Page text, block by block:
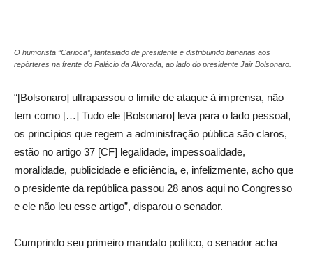
O humorista “Carioca”, fantasiado de presidente e distribuindo bananas aos
repórteres na frente do Palácio da Alvorada, ao lado do presidente Jair Bolsonaro.
“[Bolsonaro] ultrapassou o limite de ataque à imprensa, não
tem como […] Tudo ele [Bolsonaro] leva para o lado pessoal,
os princípios que regem a administração pública são claros,
estão no artigo 37 [CF] legalidade, impessoalidade,
moralidade, publicidade e eficiência, e, infelizmente, acho que
o presidente da república passou 28 anos aqui no Congresso
e ele não leu esse artigo”, disparou o senador.
Cumprindo seu primeiro mandato político, o senador acha